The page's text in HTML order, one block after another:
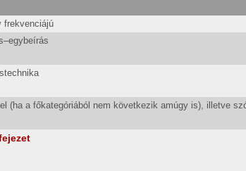
frekvenciájú
(ha a főkategóriából nem következik amúgy is), illetve